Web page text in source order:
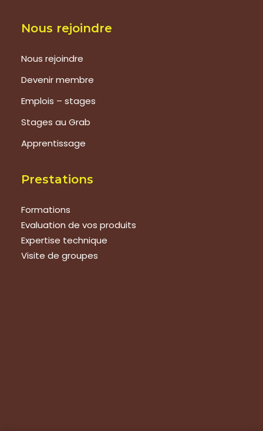
Nous rejoindre
Nous rejoindre
Devenir membre
Emplois – stages
Stages au Grab
Apprentissage
Prestations
Formations
Evaluation de vos produits
Expertise technique
Visite de groupes